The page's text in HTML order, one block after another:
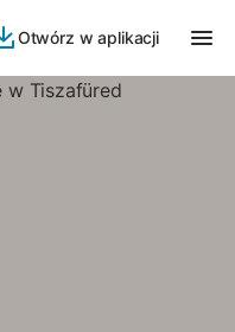
Otwórz w aplikacji